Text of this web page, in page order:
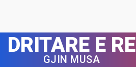
DRITARE E RE
GJIN MUSA